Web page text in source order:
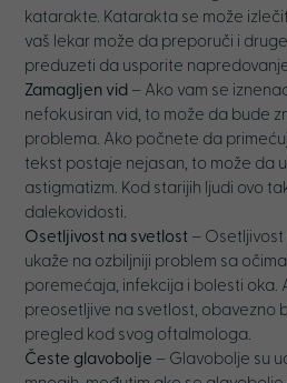
katarakte. Katarakta se može
vaš lekar može da preporuči i
preduzeti da usporite
Zamagljen vid – Ako vam se
nefokusiran vid, to može da bude
problema. Ako počnete da
tekst postaje nejasan, to može da
astigmatizm. Kod starijih ljudi ovo
dalekovidosti.
Osetljivost na svetlost – Osetljivost
ukaže na ozbiljniji problem sa
poremećaja, infekcija i bolesti oka.
preosetljive na svetlost, obavezno
pregled kod svog oftalmologa.
Česte glavobolje – Glavobolje su